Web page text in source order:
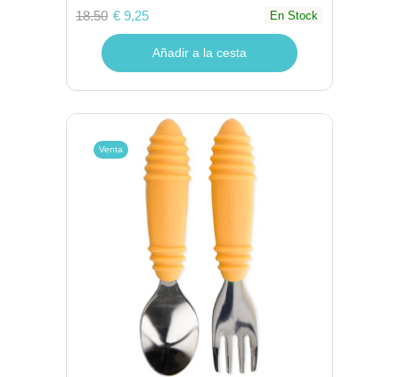
18.50 € 9,25 En Stock
Añadir a la cesta
Venta